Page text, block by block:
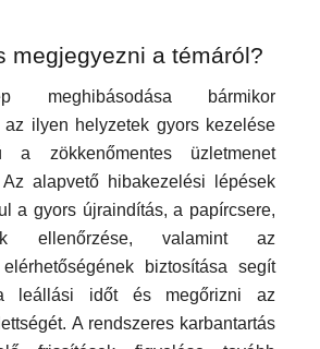
megjegyezni a témáról?
meghibásodása bármikor
az ilyen helyzetek gyors kezelése
a zökkenőmentes üzletmenet
Az alapvető hibakezelési lépések
a gyors újraindítás, a papírcsere,
ellenőrzése, valamint az
biztosítása segít
leállási időt és megőrizni az
A rendszeres karbantartás